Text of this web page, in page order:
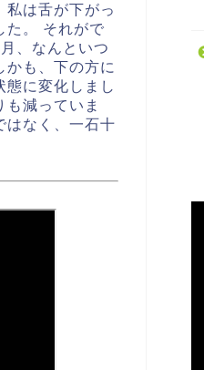
私は舌が下がっ
。
それがで
、なんといつ
かも、下の方に
態に変化しまし
減っていま
はなく、一石十